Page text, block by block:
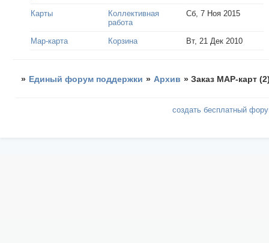
Карты
Коллективная
работа
Сб, 7 Ноя 2015
Map-карта Корзина Вт, 21 Дек 2010
» Единый форум поддержки » Архив »Заказ МАР-карт
создать бесплатный